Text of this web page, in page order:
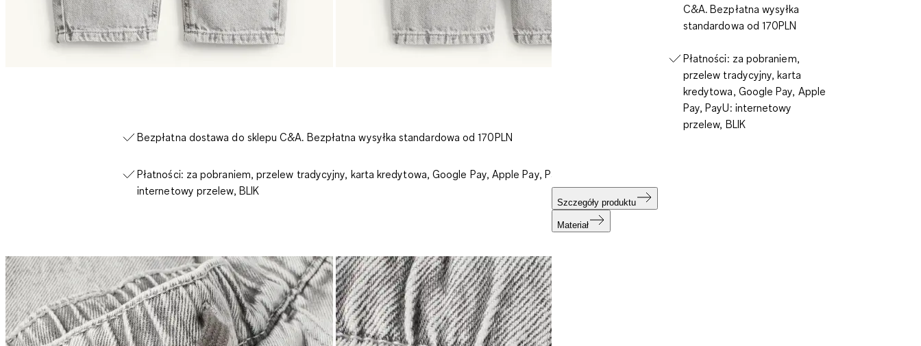
Bezpłatna dostawa do sklepu C&A. Bezpłatna wysyłka standardowa od 170PLN
Płatności: za pobraniem, przelew tradycyjny, karta kredytowa, Google Pay, Apple Pay, PayU:
internetowy przelew, BLIK
C&A. Bezpłatna wysyłka
standardowa od 170PLN
Płatności: za pobraniem,
przelew tradycyjny, karta
kredytowa, Google Pay, Apple
Pay, PayU: internetowy
przelew, BLIK
Szczegóły produktu
Materiał